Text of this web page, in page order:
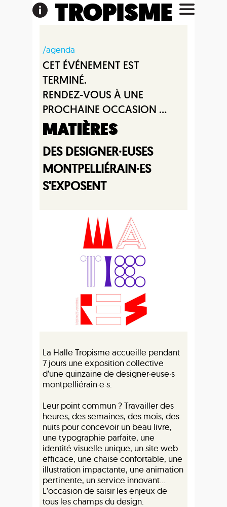
TROPISME
/agenda
CET ÉVÉNEMENT EST
TERMINÉ.
RENDEZ-VOUS À UNE
PROCHAINE OCCASION ...
MATIÈRES
DES DESIGNER·EUSES
MONTPELLIÉRAIN·ES
S'EXPOSENT
La Halle Tropisme accueille pendant
7 jours une exposition collective
d’une quinzaine de designer·euse·s
montpelliérain·e·s.
Leur point commun ? Travailler des
heures, des semaines, des mois, des
nuits pour concevoir un beau livre,
une typographie parfaite, une
identité visuelle unique, un site web
efficace, une chaise confortable, une
illustration impactante, une animation
pertinente, un service innovant…
L’occasion de saisir les enjeux de
tous les champs du design.